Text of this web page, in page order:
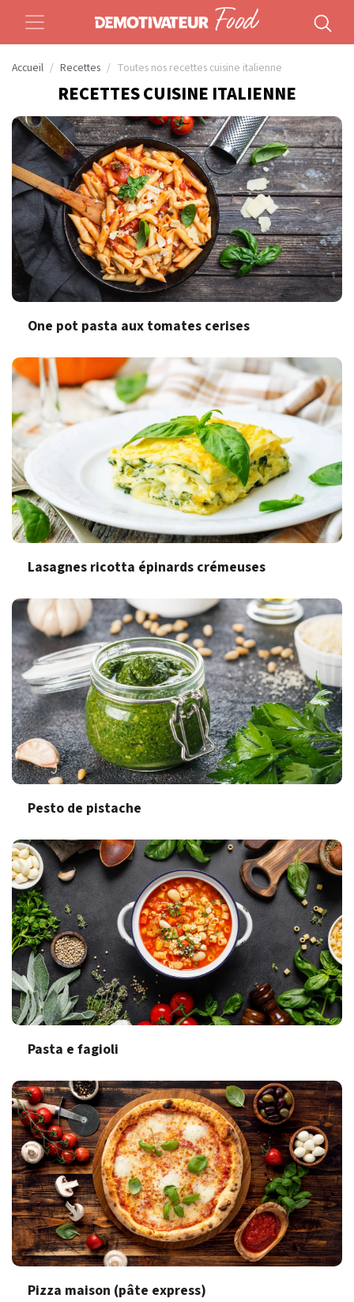
Accueil Recettes Toutes nos recettes cuisine italienne
RECETTES CUISINE ITALIENNE
One pot pasta aux tomates cerises
Lasagnes ricotta épinards crémeuses
Pesto de pistache
Pasta e fagioli
Pizza maison (pâte express)